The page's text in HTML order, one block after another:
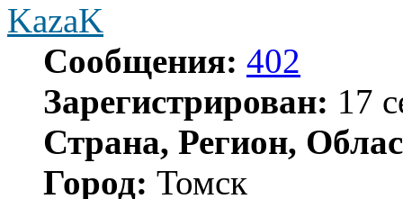
KazaK
Сообщения: 402
Зарегистрирован: 17
Страна, Регион,
Город: Томск